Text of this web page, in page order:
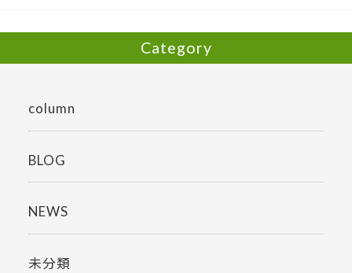
Category
column
BLOG
NEWS
未分類